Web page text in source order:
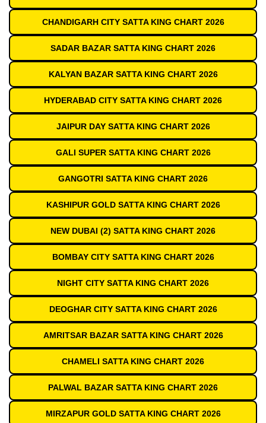
CHANDIGARH CITY SATTA KING CHART 2026
SADAR BAZAR SATTA KING CHART 2026
KALYAN BAZAR SATTA KING CHART 2026
HYDERABAD CITY SATTA KING CHART 2026
JAIPUR DAY SATTA KING CHART 2026
GALI SUPER SATTA KING CHART 2026
GANGOTRI SATTA KING CHART 2026
KASHIPUR GOLD SATTA KING CHART 2026
NEW DUBAI (2) SATTA KING CHART 2026
BOMBAY CITY SATTA KING CHART 2026
NIGHT CITY SATTA KING CHART 2026
DEOGHAR CITY SATTA KING CHART 2026
AMRITSAR BAZAR SATTA KING CHART 2026
CHAMELI SATTA KING CHART 2026
PALWAL BAZAR SATTA KING CHART 2026
MIRZAPUR GOLD SATTA KING CHART 2026